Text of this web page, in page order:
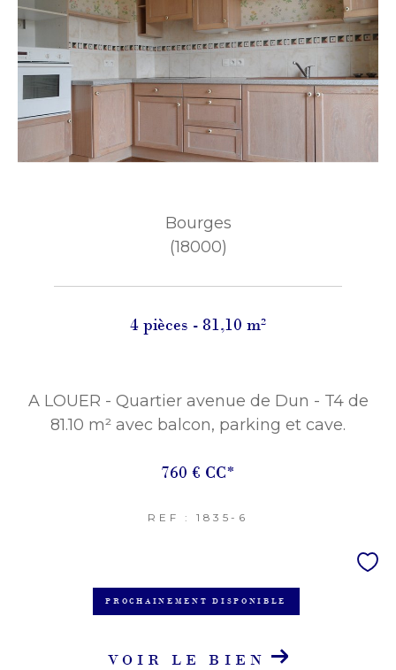
Bourges
(18000)
4 pièces - 81,10 m²
A LOUER - Quartier avenue de Dun - T4 de
81.10 m² avec balcon, parking et cave.
760 € CC*
REF : 1835-6
PROCHAINEMENT DISPONIBLE
VOIR LE BIEN